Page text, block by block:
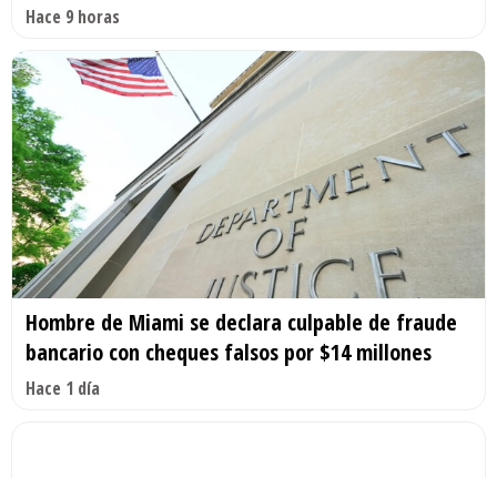
Hace 9 horas
Hombre de Miami se declara culpable de fraude
bancario con cheques falsos por $14 millones
Hace 1 día